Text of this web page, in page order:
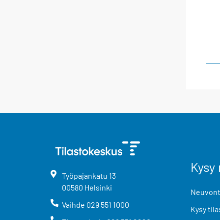
Työpajankatu 13
00580 Helsinki
Vaihde 029 551 1000
Kysy